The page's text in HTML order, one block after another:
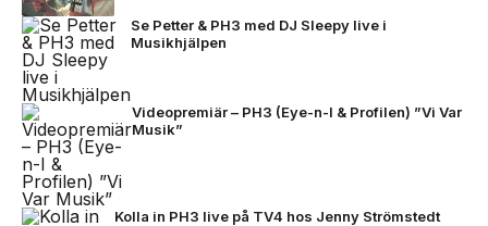
Se Petter & PH3 med DJ Sleepy live i
Musikhjälpen
Videopremiär – PH3 (Eye-n-I & Profilen) ”Vi Var
Musik”
Kolla in PH3 live på TV4 hos Jenny Strömstedt